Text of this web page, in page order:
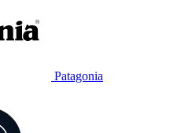
Patagonia